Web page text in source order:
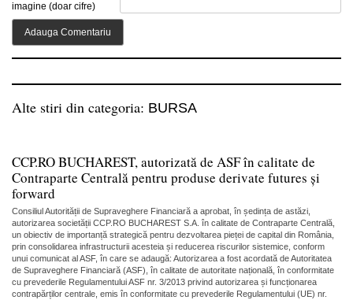
imagine (doar cifre)
Alte stiri din categoria: BURSA
CCP.RO BUCHAREST, autorizată de ASF în calitate de
Contraparte Centrală pentru produse derivate futures și
forward
Consiliul Autorității de Supraveghere Financiară a aprobat, în ședința de astăzi,
autorizarea societății CCP.RO BUCHAREST S.A. în calitate de Contraparte Centrală,
un obiectiv de importanță strategică pentru dezvoltarea pieței de capital din România,
prin consolidarea infrastructurii acesteia și reducerea riscurilor sistemice, conform
unui comunicat al ASF, în care se adaugă: Autorizarea a fost acordată de Autoritatea
de Supraveghere Financiară (ASF), în calitate de autoritate națională, în conformitate
cu prevederile Regulamentului ASF nr. 3/2013 privind autorizarea și funcționarea
contrapărților centrale, emis în conformitate cu prevederile Regulamentului (UE) nr.